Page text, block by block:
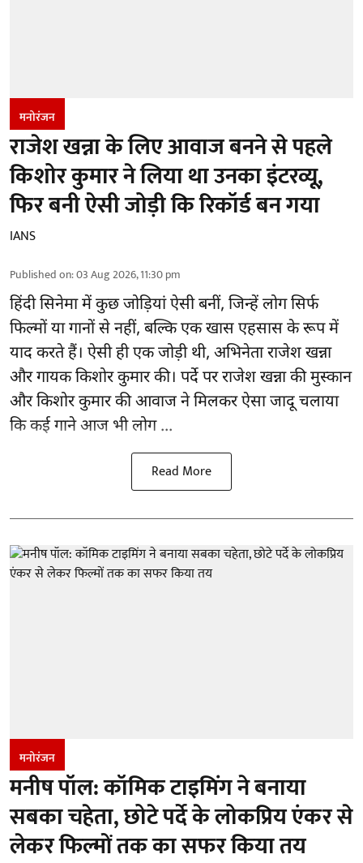
मनोरंजन
राजेश खन्ना के लिए आवाज बनने से पहले
किशोर कुमार ने लिया था उनका इंटरव्यू,
फिर बनी ऐसी जोड़ी कि रिकॉर्ड बन गया
IANS
Published on:03 Aug 2026, 11:30 pm
हिंदी सिनेमा में कुछ जोड़ियां ऐसी बनीं, जिन्हें लोग सिर्फ
फिल्मों या गानों से नहीं, बल्कि एक खास एहसास के रूप में
याद करते हैं। ऐसी ही एक जोड़ी थी, अभिनेता राजेश खन्ना
और गायक किशोर कुमार की। पर्दे पर राजेश खन्ना की मुस्कान
और किशोर कुमार कीआवाजने मिलकर ऐसा जादू चलाया
कि कई गाने आज भी लोग ...
Read More
मनोरंजन
मनीष पॉल: कॉमिक टाइमिंग ने बनाया
सबका चहेता, छोटे पर्दे के लोकप्रिय एंकर से
लेकर फिल्मों तक का सफर किया तय